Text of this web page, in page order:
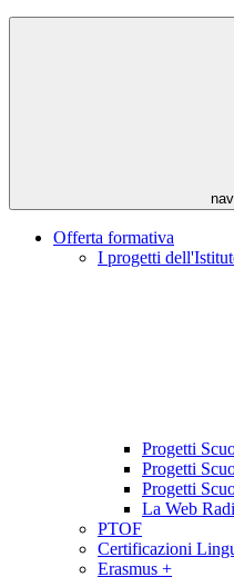
Offerta formativa
I progetti
Progetti
Progetti
Progetti
La Web
PTOF
Certificazioni
Erasmus +